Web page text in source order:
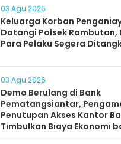
03 Agu 2026
Keluarga Korban
Datangi Polsek Rambutan,
Para Pelaku Segera
03 Agu 2026
Demo Berulang di Bank
Pematangsiantar,
Penutupan Akses Kantor
Timbulkan Biaya Ekonomi
Masyarakat